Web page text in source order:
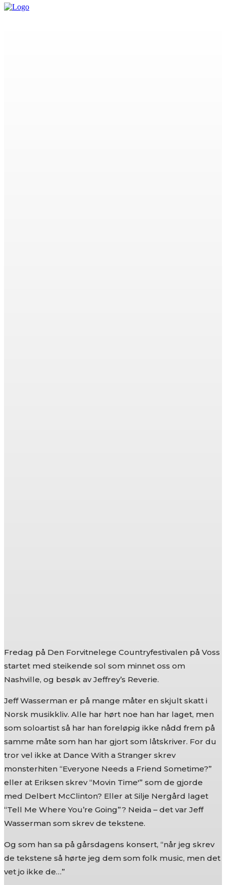
Fredag på Den Forvitnelege Countryfestivalen på Voss
startet med steikende sol som minnet oss om
Nashville, og besøk av Jeffrey’s Reverie.
Jeff Wasserman er på mange måter en skjult skatt i
Norsk musikkliv. Alle har hørt noe han har laget, men
som soloartist så har han foreløpig ikke nådd frem på
samme måte som han har gjort som låtskriver. For du
tror vel ikke at Dance With a Stranger skrev
monsterhiten “Everyone Needs a Friend Sometime?”
eller at Eriksen skrev “Movin Time'” som de gjorde
med Delbert McClinton? Eller at Silje Nergård laget
“Tell Me Where You’re Going”? Neida – det var Jeff
Wasserman som skrev de tekstene.
Og som han sa på gårsdagens konsert, “når jeg skrev
de tekstene så hørte jeg dem som folk music, men det
vet jo ikke de…”